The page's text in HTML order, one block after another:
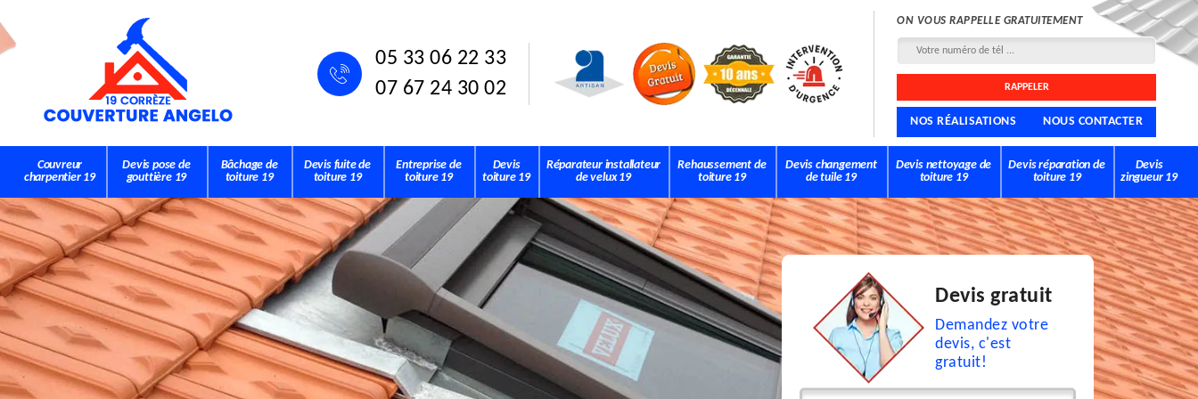
05 33 06 22 33
07 67 24 30 02
ON VOUS RAPPELLE GRATUITEMENT
NOS RÉALISATIONS NOUS CONTACTER
Couvreur
charpentier 19
Devis pose de
gouttière 19
Bâchage de
toiture 19
Devis fuite de
toiture 19
Entreprise de
toiture 19
Devis
toiture 19
Réparateur installateur
de velux 19
Rehaussement de
toiture 19
Devis changement
de tuile 19
Devis nettoyage de
toiture 19
Devis réparation de
toiture 19
Devis
zingueur 19
Devis gratuit
Demandez votre
devis, c'est
gratuit!